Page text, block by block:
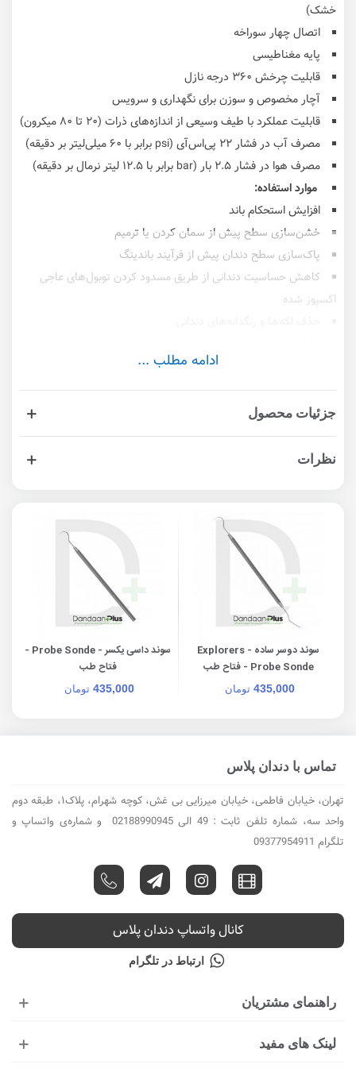
خشک)
اتصال چهار سوراخه
پایه مغناطیسی
قابلیت چرخش ۳۶۰ درجه نازل
آچار مخصوص و سوزن برای نگهداری و سرویس
قابلیت عملکرد با طیف وسیعی از اندازه‌های ذرات (۲۰ تا ۸۰ میکرون)
مصرف آب در فشار ۲۲ پی‌اس‌آی (psi برابر با ۶۰ میلی‌لیتر بر دقیقه)
مصرف هوا در فشار ۲.۵ بار (bar برابر با ۱۲.۵ لیتر نرمال بر دقیقه)
موارد استفاده:
افزایش استحکام باند
خشن‌سازی سطح پیش از سمان کردن یا ترمیم
پاک‌سازی سطح دندان پیش از فرآیند باندینگ
کاهش حساسیت دندانی از طریق مسدود کردن توبول‌های عاجی
اکسپوز شده
مصرف هوا: ۱۲٫۵ لیتر نرمال در دقیقه در فشار ۲٫۵ بار
اندازه پیشنهادی ذرات پودر ساینده: ۲۰ تا ۸۰ میکرون
ادامه مطلب ...
جزئیات محصول
نظرات
سوند دوسر ساده - Explorers
Probe Sonde - فتاح طب
435,000 تومان
سوند داسی یکسر - Probe Sonde -
فتاح طب
435,000 تومان
راهنمای مشتریان
لینک های مفید
تماس با دندان پلاس
تهران، خیابان فاطمی، خیابان میرزایی بی غش، کوچه شهرام، پلاک۱، طبقه دوم
واحد سه، شماره تلفن ثابت : 49 الی 02188990945 و شماره‌ی واتساپ و
تلگرام 09377954911
کانال واتساپ دندان پلاس
ارتباط در تلگرام